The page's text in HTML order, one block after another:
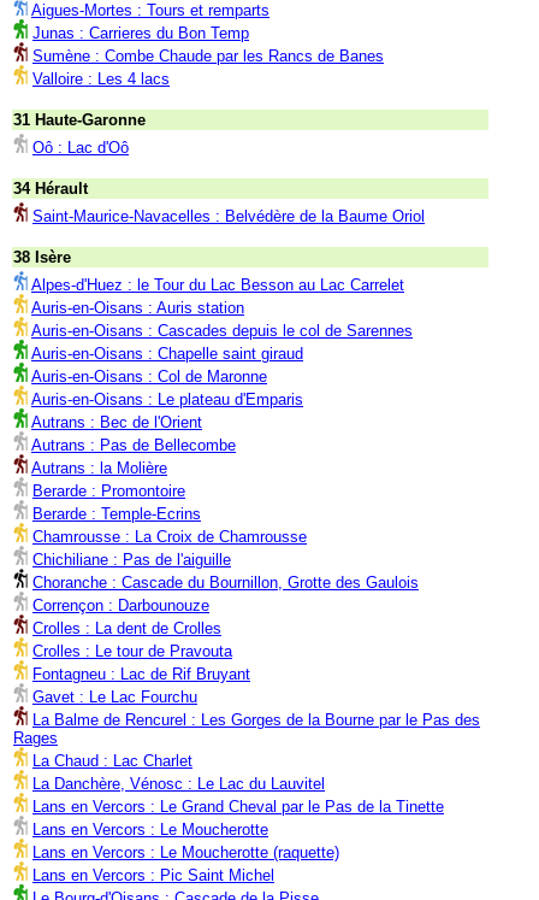
Aigues-Mortes : Tours et remparts
Junas : Carrieres du Bon Temp
Sumène : Combe Chaude par les Rancs de Banes
Valloire : Les 4 lacs
31 Haute-Garonne
Oô : Lac d'Oô
34 Hérault
Saint-Maurice-Navacelles : Belvédère de la Baume Oriol
38 Isère
Alpes-d'Huez : le Tour du Lac Besson au Lac Carrelet
Auris-en-Oisans : Auris station
Auris-en-Oisans : Cascades depuis le col de Sarennes
Auris-en-Oisans : Chapelle saint giraud
Auris-en-Oisans : Col de Maronne
Auris-en-Oisans : Le plateau d'Emparis
Autrans : Bec de l'Orient
Autrans : Pas de Bellecombe
Autrans : la Molière
Berarde : Promontoire
Berarde : Temple-Ecrins
Chamrousse : La Croix de Chamrousse
Chichiliane : Pas de l'aiguille
Choranche : Cascade du Bournillon, Grotte des Gaulois
Corrençon : Darbounouze
Crolles : La dent de Crolles
Crolles : Le tour de Pravouta
Fontagneu : Lac de Rif Bruyant
Gavet : Le Lac Fourchu
La Balme de Rencurel : Les Gorges de la Bourne par le Pas des
Rages
La Chaud : Lac Charlet
La Danchère, Vénosc : Le Lac du Lauvitel
Lans en Vercors : Le Grand Cheval par le Pas de la Tinette
Lans en Vercors : Le Moucherotte
Lans en Vercors : Le Moucherotte (raquette)
Lans en Vercors : Pic Saint Michel